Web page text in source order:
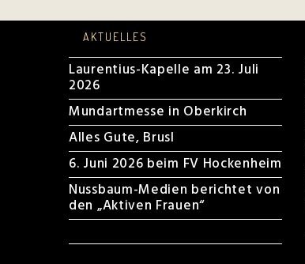
AKTUELLES
Laurentius-Kapelle am 23. Juli
2026
Mundartmesse in Oberkirch
Alles Gute, Brusl
6. Juni 2026 beim FV Hockenheim
Nussbaum-Medien berichtet von
den „Aktiven Frauen“